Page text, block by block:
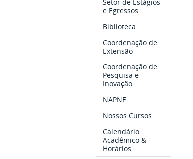
e Egressos
Biblioteca
Coordenação de
Extensão
Coordenação de
Pesquisa e
Inovação
NAPNE
Nossos Cursos
Calendário
Acadêmico &
Horários